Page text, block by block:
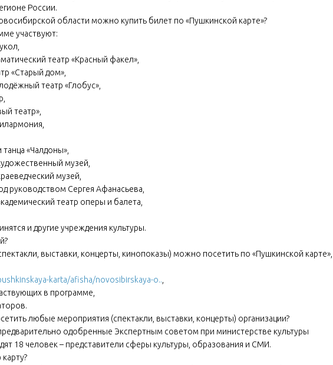
России.
области можно купить билет по «Пушкинской карте»?
участвуют:
театр «Красный факел»,
«Старый дом»,
театр «Глобус»,
театр»,
«Чалдоны»,
музей,
музей,
руководством Сергея Афанасьева,
театр оперы и балета,
и другие учреждения культуры.
выставки, концерты, кинопоказы) можно посетить по «Пушкинской карте»,
karta/afisha/novosibirskaya-o..
в программе,
любые мероприятия (спектакли, выставки, концерты) организации?
одобренные Экспертным советом при министерстве культуры
18 человек – представители сферы культуры, образования и СМИ.